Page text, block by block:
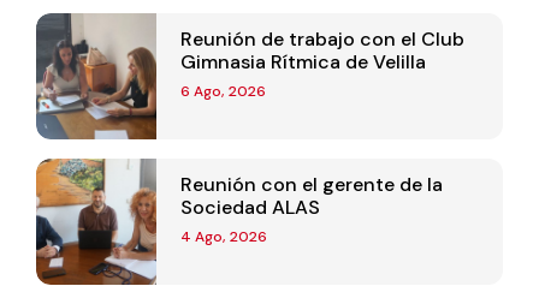
Reunión de trabajo con el Club
Gimnasia Rítmica de Velilla
6 Ago, 2026
Reunión con el gerente de la
Sociedad ALAS
4 Ago, 2026